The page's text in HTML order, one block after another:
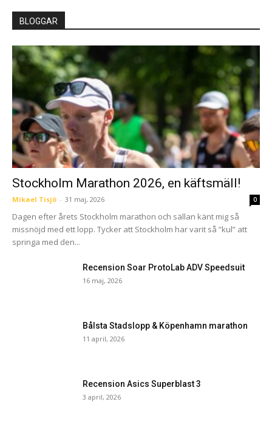
BLOGGAR
Stockholm Marathon 2026, en käftsmäll!
Mikael Tisjö - 31 maj, 2026 0
Dagen efter årets Stockholm marathon och sällan känt mig så
missnöjd med ett lopp. Tycker att Stockholm har varit så ”kul” att
springa med den...
Recension Soar ProtoLab ADV Speedsuit
16 maj, 2026
Bålsta Stadslopp & Köpenhamn marathon
11 april, 2026
Recension Asics Superblast 3
3 april, 2026